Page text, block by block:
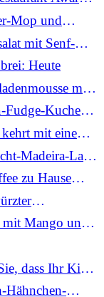
Mop und
mit Senf-
Heute
mit
Himbeeren,
Fudge-Kuchen:
mit einem
zurück
Madeira-Laib:
zu Hause
Heute
mit Mango und
dass Ihr Kind
Hähnchen-